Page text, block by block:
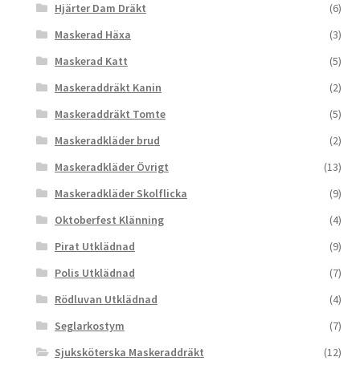
Hjärter Dam Dräkt
(6)
Maskerad Häxa
(3)
Maskerad Katt
(5)
Maskeraddräkt Kanin
(2)
Maskeraddräkt Tomte
(5)
Maskeradkläder brud
(2)
Maskeradkläder Övrigt
(13)
Maskeradkläder Skolflicka
(9)
Oktoberfest Klänning
(4)
Pirat Utklädnad
(9)
Polis Utklädnad
(7)
Rödluvan Utklädnad
(4)
Seglarkostym
(7)
Sjuksköterska Maskeraddräkt
(12)